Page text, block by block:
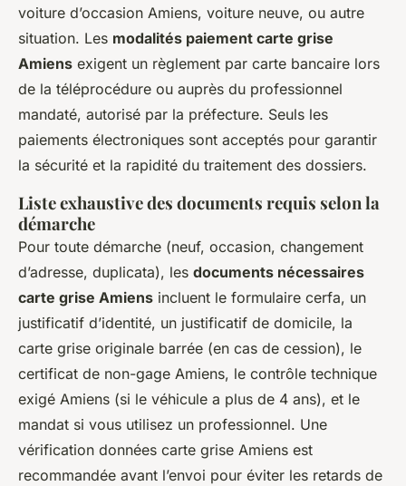
voiture d’occasion Amiens, voiture neuve, ou autre
situation. Les modalités paiement carte grise
Amiens exigent un règlement par carte bancaire lors
de la téléprocédure ou auprès du professionnel
mandaté, autorisé par la préfecture. Seuls les
paiements électroniques sont acceptés pour garantir
la sécurité et la rapidité du traitement des dossiers.
Liste exhaustive des documents requis selon la
démarche
Pour toute démarche (neuf, occasion, changement
d’adresse, duplicata), les documents nécessaires
carte grise Amiens incluent le formulaire cerfa, un
justificatif d’identité, un justificatif de domicile, la
carte grise originale barrée (en cas de cession), le
certificat de non-gage Amiens, le contrôle technique
exigé Amiens (si le véhicule a plus de 4 ans), et le
mandat si vous utilisez un professionnel. Une
vérification données carte grise Amiens est
recommandée avant l’envoi pour éviter les retards de